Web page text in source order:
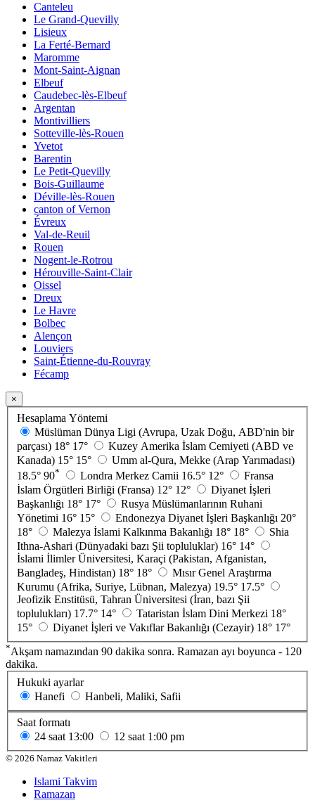
Canteleu
Le Grand-Quevilly
Lisieux
La Ferté-Bernard
Maromme
Mont-Saint-Aignan
Elbeuf
Caudebec-lès-Elbeuf
Argentan
Montivilliers
Sotteville-lès-Rouen
Yvetot
Barentin
Le Petit-Quevilly
Bois-Guillaume
Déville-lès-Rouen
canton of Vernon
Évreux
Val-de-Reuil
Rouen
Nogent-le-Rotrou
Hérouville-Saint-Clair
Oissel
Dreux
Le Havre
Bolbec
Alençon
Louviers
Saint-Étienne-du-Rouvray
Fécamp
×
Hesaplama Yöntemi
Müslüman Dünya Ligi (Avrupa, Uzak Doğu, ABD'nin bir
parçası) 18° 17°
Kuzey Amerika İslam Cemiyeti (ABD ve
Kanada) 15° 15°
Umm al-Qura, Mekke (Arap Yarımadası)
18.5° 90* Londra Merkez Camii 16.5° 12°
Fransa
İslam Örgütleri Birliği (Fransa) 12° 12°
Diyanet İşleri
Başkanlığı 18° 17°
Rusya Müslümanlarının Ruhani
Yönetimi 16° 15° Endonezya Diyanet İşleri Başkanlığı 20°
18°
Malezya İslami Kalkınma Bakanlığı 18° 18°
Shia
Ithna-Ashari (Dünyadaki bazı Şii topluluklar) 16° 14°
İslami İlimler Üniversitesi, Karaçi (Pakistan, Afganistan,
Bangladeş, Hindistan) 18° 18°
Mısır Genel Araştırma
Kurumu (Afrika, Suriye, Lübnan, Malezya) 19.5° 17.5°
Jeofizik Enstitüsü, Tahran Üniversitesi (İran, bazı Şii
toplulukları) 17.7° 14° Tataristan İslam Dini Merkezi 18°
15°
Diyanet İşleri ve Vakıflar Bakanlığı (Cezayir) 18° 17°
*Akşam namazından 90 dakika sonra. Ramazan ayı boyunca - 120
dakika.
Hukuki ayarlar
Hanefi
Hanbeli, Maliki, Safii
Saat formatı
24 saat 13:00 12 saat 1:00 pm
© 2026 Namaz Vakitleri
Islami Takvim
Ramazan